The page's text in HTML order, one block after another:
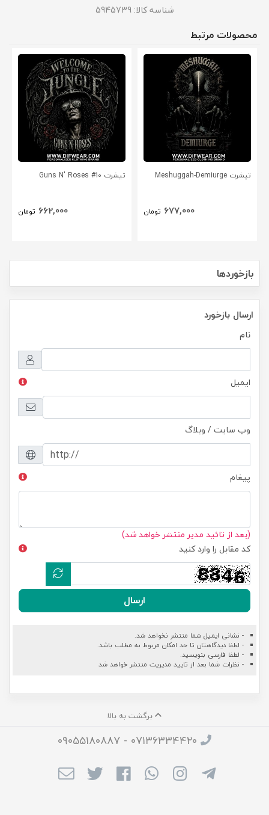
شناسه کالا: 5945739
محصولات مرتبط
تیشرت Meshuggah-Demiurge
677,000 تومان
تیشرت Guns N' Roses #10
662,000 تومان
بازخوردها
ارسال بازخورد
نام
ایمیل
وب سایت / وبلاگ
پیغام
(بعد از تائید مدیر منتشر خواهد شد)
کد مقابل را وارد کنید
ارسال
- نشانی ایمیل شما منتشر نخواهد شد.
- لطفا دیدگاهتان تا حد امکان مربوط به مطلب باشد.
- لطفا فارسی بنویسید.
- نظرات شما بعد از تایید مدیریت منتشر خواهد شد
برگشت به بالا
۰۷۱۳۶۳۳۴۴۲۰ - ۰۹۰۵۵۱۸۰۸۸۷